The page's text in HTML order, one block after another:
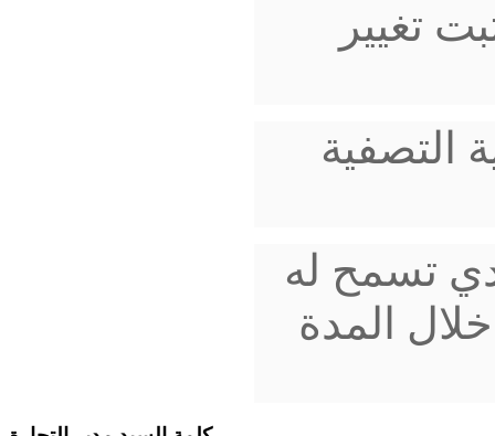
تغيير
تسمح له
المدة